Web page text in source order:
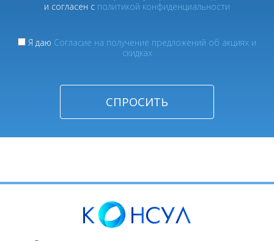
и согласен с политикой конфиденциальности
Я даю Согласие на получение предложений об акциях и
скидках